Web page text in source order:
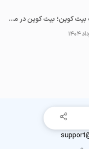
تحلیل هفتگی قیمت بیت کوین؛ بیت کوین در مسیر سقف تاریخی جدید؟ (هفته سوم مرداد ۱۴۰۴)